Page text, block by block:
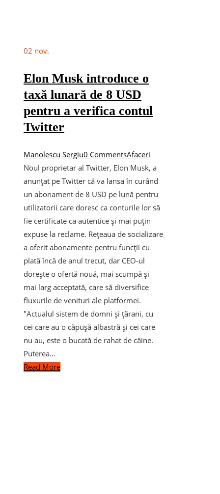
02 nov.
Elon Musk introduce o
taxă lunară de 8 USD
pentru a verifica contul
Twitter
Manolescu Sergiu0 CommentsAfaceri
Noul proprietar al Twitter, Elon Musk, a
anunțat pe Twitter că va lansa în curând
un abonament de 8 USD pe lună pentru
utilizatorii care doresc ca conturile lor să
fie certificate ca autentice și mai puțin
expuse la reclame. Rețeaua de socializare
a oferit abonamente pentru funcții cu
plată încă de anul trecut, dar CEO-ul
dorește o ofertă nouă, mai scumpă și
mai larg acceptată, care să diversifice
fluxurile de venituri ale platformei.
"Actualul sistem de domni și țărani, cu
cei care au o căpușă albastră și cei care
nu au, este o bucată de rahat de câine.
Puterea…
Read More